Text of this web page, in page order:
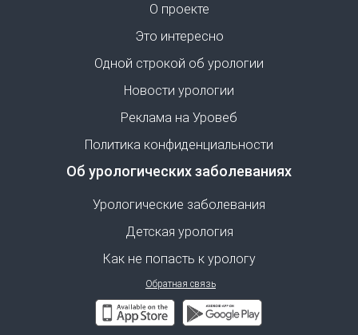
О проекте
Это интересно
Одной строкой об урологии
Новости урологии
Реклама на Уровеб
Политика конфиденциальности
Об урологических заболеваниях
Урологические заболевания
Детская урология
Как не попасть к урологу
Обратная связь